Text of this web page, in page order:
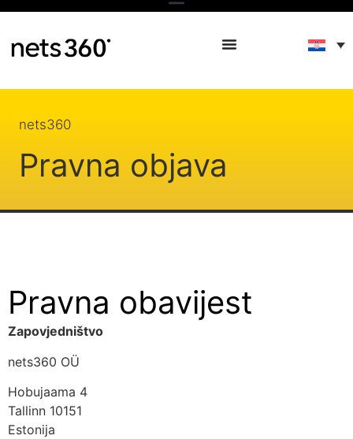
nets360
Pravna objava
Pravna obavijest
Zapovjedništvo
nets360 OÜ
Hobujaama 4
Tallinn 10151
Estonija